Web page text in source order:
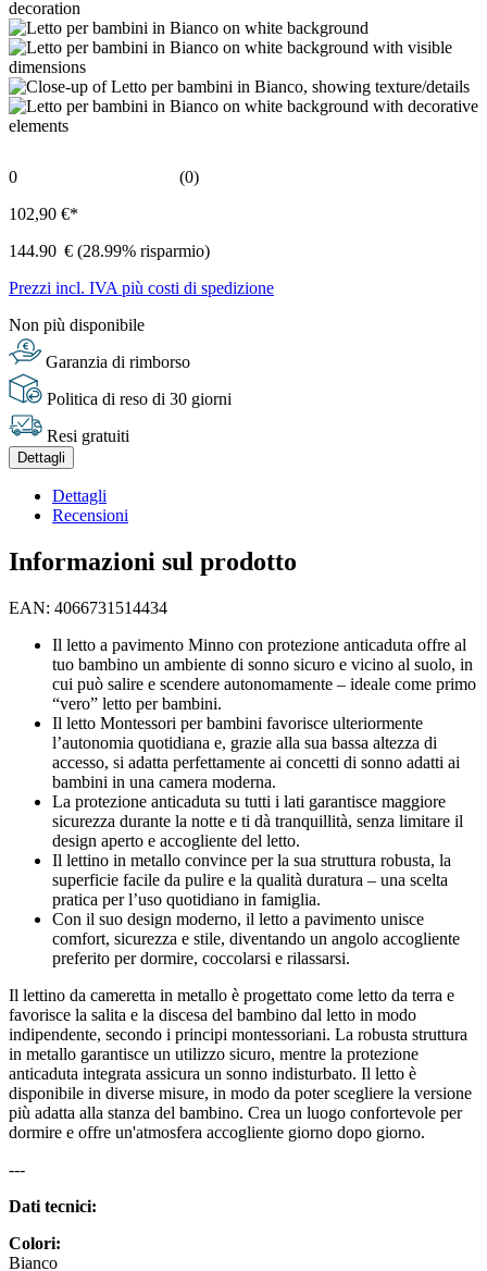
0
(0)
102,90 €*
144.90 € (28.99% risparmio)
Prezzi incl. IVA più costi di spedizione
Non più disponibile
Garanzia di rimborso
Politica di reso di 30 giorni
Resi gratuiti
Dettagli
Dettagli
Recensioni
Informazioni sul prodotto
EAN: 4066731514434
Il letto a pavimento Minno con protezione anticaduta offre al
tuo bambino un ambiente di sonno sicuro e vicino al suolo, in
cui può salire e scendere autonomamente – ideale come primo
“vero” letto per bambini.
Il letto Montessori per bambini favorisce ulteriormente
l’autonomia quotidiana e, grazie alla sua bassa altezza di
accesso, si adatta perfettamente ai concetti di sonno adatti ai
bambini in una camera moderna.
La protezione anticaduta su tutti i lati garantisce maggiore
sicurezza durante la notte e ti dà tranquillità, senza limitare il
design aperto e accogliente del letto.
Il lettino in metallo convince per la sua struttura robusta, la
superficie facile da pulire e la qualità duratura – una scelta
pratica per l’uso quotidiano in famiglia.
Con il suo design moderno, il letto a pavimento unisce
comfort, sicurezza e stile, diventando un angolo accogliente
preferito per dormire, coccolarsi e rilassarsi.
Il lettino da cameretta in metallo è progettato come letto da terra e
favorisce la salita e la discesa del bambino dal letto in modo
indipendente, secondo i principi montessoriani. La robusta struttura
in metallo garantisce un utilizzo sicuro, mentre la protezione
anticaduta integrata assicura un sonno indisturbato. Il letto è
disponibile in diverse misure, in modo da poter scegliere la versione
più adatta alla stanza del bambino. Crea un luogo confortevole per
dormire e offre un'atmosfera accogliente giorno dopo giorno.
---
Dati tecnici:
Colori:
Bianco